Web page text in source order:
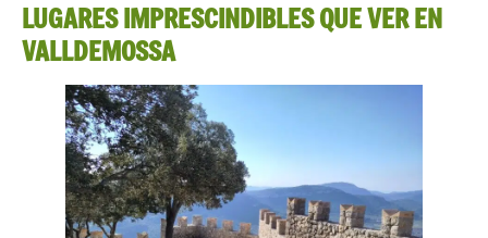
LUGARES IMPRESCINDIBLES QUE VER EN
VALLDEMOSSA